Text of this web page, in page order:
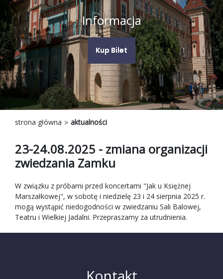
Informacja
Kup Bilet
strona główna aktualności
23-24.08.2025 - zmiana organizacji
zwiedzania Zamku
W związku z próbami przed koncertami "Jak u Księżnej
Marszałkowej", w sobotę i niedzielę 23 i 24 sierpnia 2025 r.
mogą wystąpić niedogodności w zwiedzaniu Sali Balowej,
Teatru i Wielkiej Jadalni. Przepraszamy za utrudnienia.